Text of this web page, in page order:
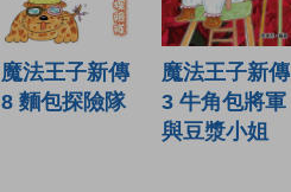
魔法王子新傳
8 麵包探險隊
魔法王子新傳
3 牛角包將軍
與豆漿小姐